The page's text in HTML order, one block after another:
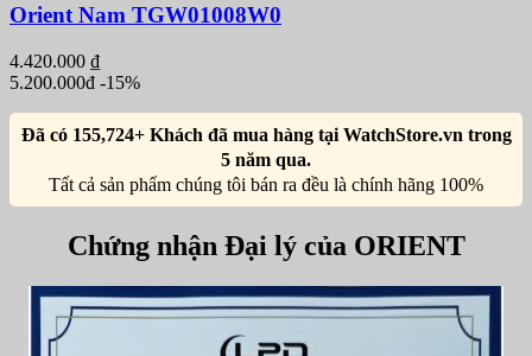
Orient Nam TGW01008W0
4.420.000 ₫
5.200.000đ -15%
Đã có 155,724+ Khách đã mua hàng tại WatchStore.vn trong
5 năm qua.
Tất cả sản phẩm chúng tôi bán ra đều là chính hãng 100%
Chứng nhận Đại lý của ORIENT